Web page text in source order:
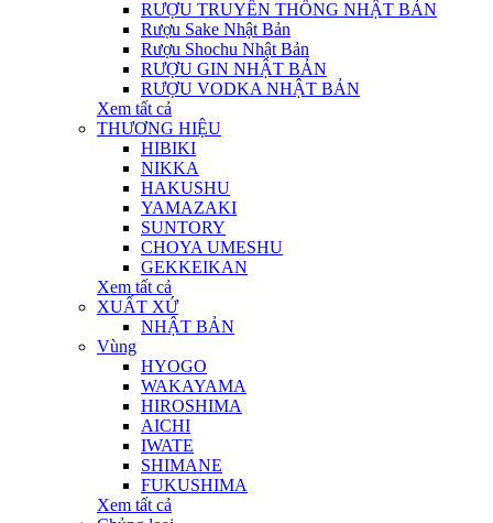
RƯỢU TRUYỀN THỐNG NHẬT BẢN
Rượu Sake Nhật Bản
Rượu Shochu Nhật Bản
RƯỢU GIN NHẬT BẢN
RƯỢU VODKA NHẬT BẢN
Xem tất cả
THƯƠNG HIỆU
HIBIKI
NIKKA
HAKUSHU
YAMAZAKI
SUNTORY
CHOYA UMESHU
GEKKEIKAN
Xem tất cả
XUẤT XỨ
NHẬT BẢN
Vùng
HYOGO
WAKAYAMA
HIROSHIMA
AICHI
IWATE
SHIMANE
FUKUSHIMA
Xem tất cả